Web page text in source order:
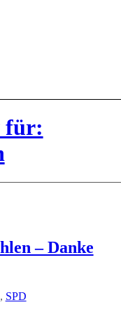
für:
– Danke
, SPD